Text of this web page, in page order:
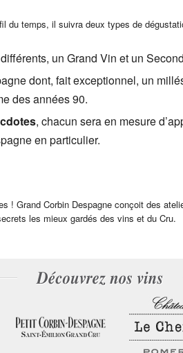
du temps, il suivra deux types de
un Grand Vin et un
dont, fait exceptionnel, un
des années 90.
, chacun sera en mesure
en particulier.
! Grand Corbin Despagne conçoit des
les mieux gardés des vins et du Cru.